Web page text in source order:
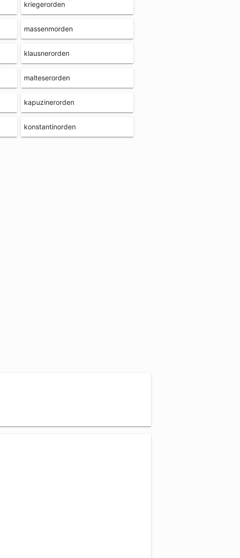
kriegerorden
massenmorden
klausnerorden
malteserorden
kapuzinerorden
konstantinorden